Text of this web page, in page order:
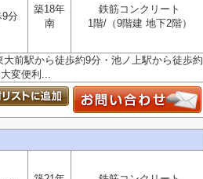
分
築18年
南
鉄筋コンクリート
1階/（9階建 地下2階）
前駅から徒歩約9分・池ノ上駅から徒歩約
変便利...